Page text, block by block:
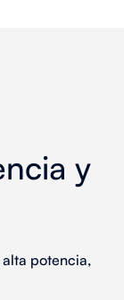
y
alta potencia,